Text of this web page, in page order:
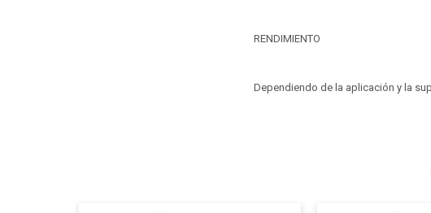
RENDIMIENTO
Dependiendo de la aplicación y la